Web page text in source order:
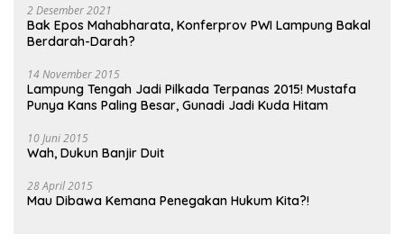
2 Desember 2021
Bak Epos Mahabharata, Konferprov PWI Lampung Bakal
Berdarah-Darah?
14 November 2015
Lampung Tengah Jadi Pilkada Terpanas 2015! Mustafa
Punya Kans Paling Besar, Gunadi Jadi Kuda Hitam
10 Juni 2015
Wah, Dukun Banjir Duit
28 April 2015
Mau Dibawa Kemana Penegakan Hukum Kita?!